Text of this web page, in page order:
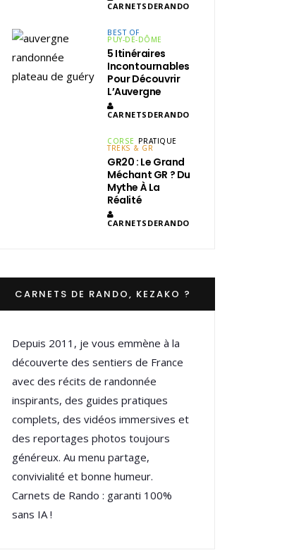
CARNETSDERANDO
BEST OF
PUY-DE-DÔME
5 Itinéraires
Incontournables
Pour Découvrir
L’Auvergne
CARNETSDERANDO
CORSE PRATIQUE
TREKS & GR
GR20 : Le Grand
Méchant GR ? Du
Mythe À La
Réalité
CARNETSDERANDO
CARNETS DE RANDO, KEZAKO ?
Depuis 2011, je vous emmène à la
découverte des sentiers de France
avec des récits de randonnée
inspirants, des guides pratiques
complets, des vidéos immersives et
des reportages photos toujours
généreux. Au menu partage,
convivialité et bonne humeur.
Carnets de Rando : garanti 100%
sans IA !